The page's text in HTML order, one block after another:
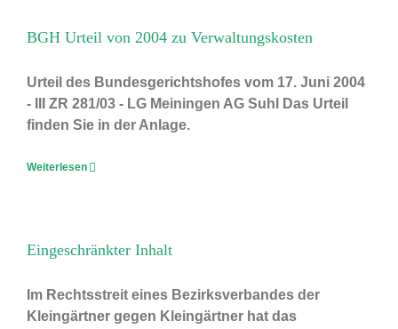
BGH Urteil von 2004 zu Verwaltungskosten
Urteil des Bundesgerichtshofes vom 17. Juni 2004
- III ZR 281/03 - LG Meiningen AG Suhl Das Urteil
finden Sie in der Anlage.
Weiterlesen
Eingeschränkter Inhalt
Im Rechtsstreit eines Bezirksverbandes der
Kleingärtner gegen Kleingärtner hat das